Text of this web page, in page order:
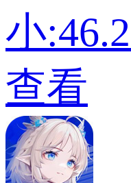
小
查看